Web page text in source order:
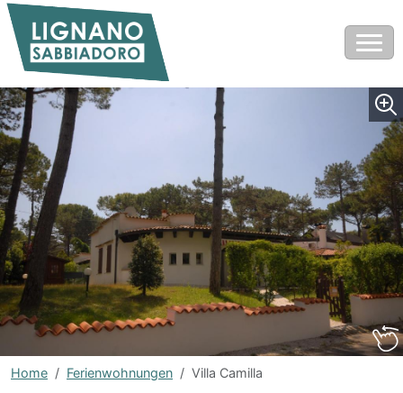
Home Ferienwohnungen Villa Camilla